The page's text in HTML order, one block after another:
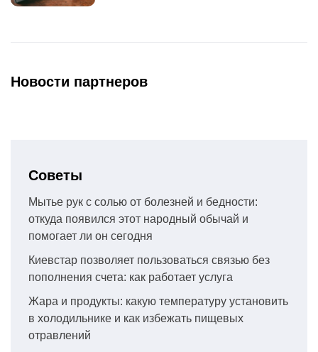
Новости партнеров
Советы
Мытье рук с солью от болезней и бедности:
откуда появился этот народный обычай и
помогает ли он сегодня
Киевстар позволяет пользоваться связью без
пополнения счета: как работает услуга
Жара и продукты: какую температуру установить
в холодильнике и как избежать пищевых
отравлений